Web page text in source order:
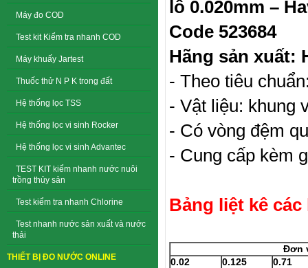
Máy đo COD
Test kit Kiểm tra nhanh COD
Máy khuấy Jartest
Thuốc thử N P K trong đất
Hệ thống lọc TSS
Hệ thống lọc vi sinh Rocker
Hệ thống lọc vi sinh Advantec
TEST KIT kiểm nhanh nước nuôi
trồng thủy sản
Test kiểm tra nhanh Chlorine
Test nhanh nước sản xuất và nước
thải
THIẾT BỊ ĐO NƯỚC ONLINE
lỗ 0.020mm –
Code 523684
Hãng sản xuất:
- Theo tiêu
- Vật liệu: khung
- Có vòng đệm
- Cung cấp kèm
Bảng liệt kê
Đơn
0.02
0.125
0.71